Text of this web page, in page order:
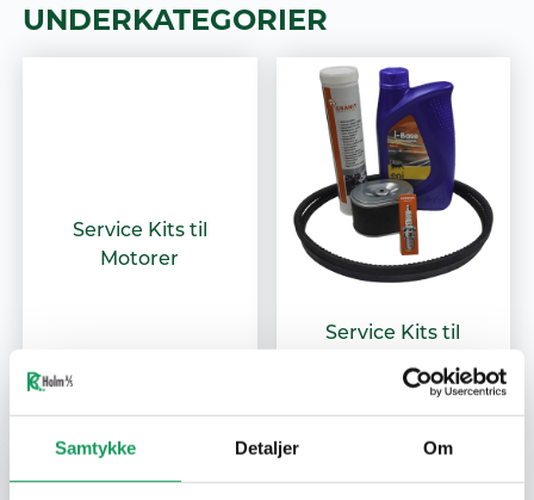
Samtykke Detaljer Om
UNDERKATEGORIER
Service Kits til
Motorer
Service Kits til
Bernards RCG
flishuggere